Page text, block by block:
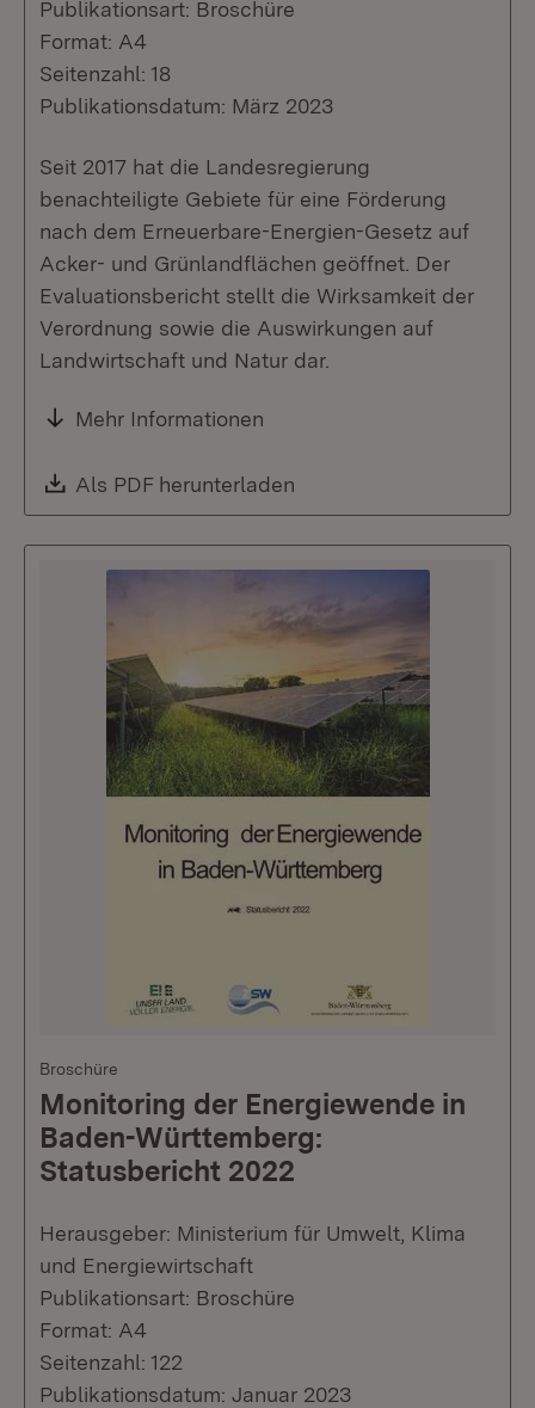
Publikationsart: Broschüre
Format: A4
Seitenzahl: 18
Publikationsdatum: März 2023
Seit 2017 hat die Landesregierung
benachteiligte Gebiete für eine Förderung
nach dem Erneuerbare-Energien-Gesetz auf
Acker- und Grünlandflächen geöffnet. Der
Evaluationsbericht stellt die Wirksamkeit der
Verordnung sowie die Auswirkungen auf
Landwirtschaft und Natur dar.
Mehr Informationen
Download:
Als PDF herunterladen
Broschüre
Monitoring der Energiewende in
Baden-Württemberg:
Statusbericht 2022
Herausgeber: Ministerium für Umwelt, Klima
und Energiewirtschaft
Publikationsart: Broschüre
Format: A4
Seitenzahl: 122
Publikationsdatum: Januar 2023